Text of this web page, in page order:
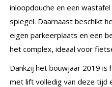
inloopdouche en een
spiegel. Daarnaast beschikt
eigen parkeerplaats en een
het complex, ideaal voor
Dankzij het bouwjaar 2019
met lift volledig van deze tijd